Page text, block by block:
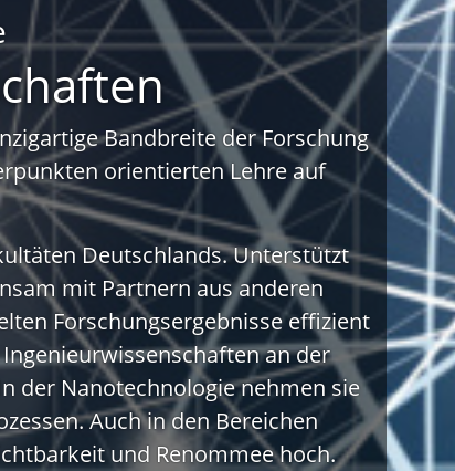
Bandbreite der Forschung
orientierten Lehre auf
Deutschlands. Unterstützt
mit Partnern aus anderen
Forschungsergebnisse effizient
an der
der Nanotechnologie nehmen sie
Auch in den Bereichen
und Renommee hoch.